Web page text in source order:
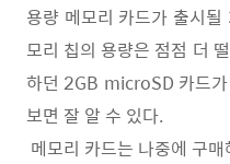
용량 메모리 카드가 출시
모리 칩의 용량은 점점 더
하던 2GB microSD 카드
보면 잘 알 수 있다.
메모리 카드는 나중에 구